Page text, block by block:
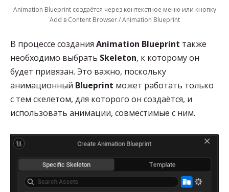
Animation Blueprint создаётся через контекстное меню или кнопку
Add в Content Browser / Animation Blueprint
В процессе создания Animation Blueprint также
необходимо выбрать Skeleton, к которому он
будет привязан. Это важно, поскольку
анимационный Blueprint может работать только
с тем скелетом, для которого он создаётся, и
использовать анимации, совместимые с ним.